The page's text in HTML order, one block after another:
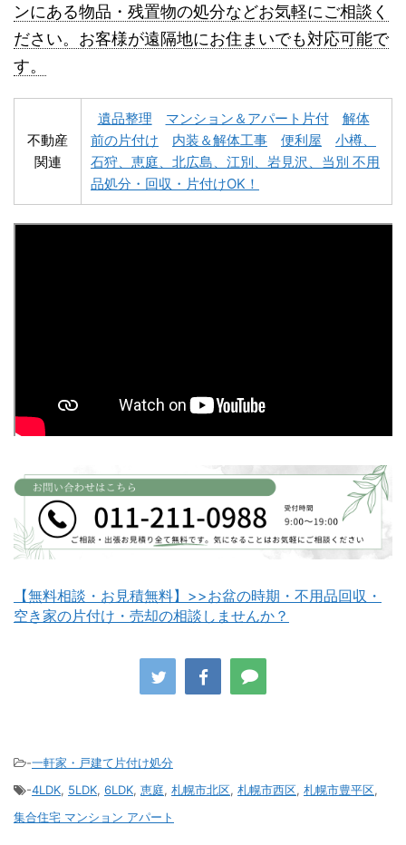
名寄市不用品回収 士別市不用品回収
深川市不用品回収 夕張市不用品回収
白老町不用品回収 長万部町不用品回収
ンにある物品・残置物の処分などお気軽にご相談く
ださい。お客様が遠隔地にお住まいでも対応可能で
す。
不動産
関連
遺品整理 マンション＆アパート片付
解体
前の片付け
内装＆解体工事 便利屋
小樽、
石狩、恵庭、北広島、江別、岩見沢、当別 不用
品処分・回収・片付けOK！
【無料相談・お見積無料】>>お盆の時期・不用品回収・
空き家の片付け・売却の相談しませんか？
-一軒家・戸建て片付け処分
-4LDK, 5LDK, 6LDK, 恵庭, 札幌市北区, 札幌市西区, 札幌市豊平区,
集合住宅 マンション アパート